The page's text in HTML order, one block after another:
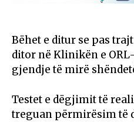
Bëhet e ditur se pas
ditor në Klinikën e
gjendje të mirë
Testet e dëgjimit të
treguan përmirësim të